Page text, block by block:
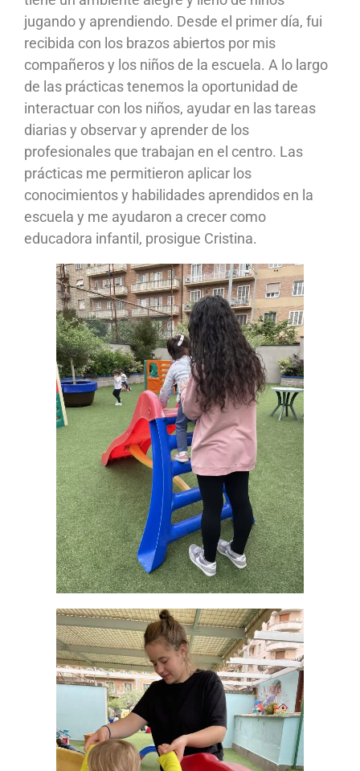
jugando y aprendiendo. Desde el primer día, fui
recibida con los brazos abiertos por mis
compañeros y los niños de la escuela. A lo largo
de las prácticas tenemos la oportunidad de
interactuar con los niños, ayudar en las tareas
diarias y observar y aprender de los
profesionales que trabajan en el centro. Las
prácticas me permitieron aplicar los
conocimientos y habilidades aprendidos en la
escuela y me ayudaron a crecer como
educadora infantil, prosigue Cristina.